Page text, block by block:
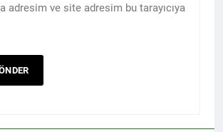
adresim ve site adresim bu tarayıcıya